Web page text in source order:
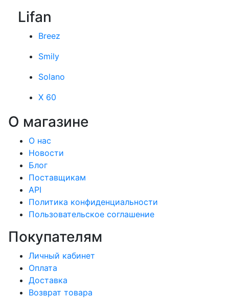
Lifan
Breez
Smily
Solano
X 60
О магазине
О нас
Новости
Блог
Поставщикам
API
Политика конфиденциальности
Пользовательское соглашение
Покупателям
Личный кабинет
Оплата
Доставка
Возврат товара